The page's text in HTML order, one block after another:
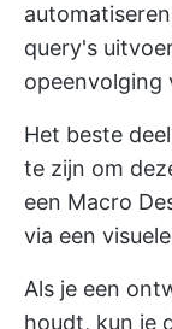
query's
opeenvolging
Het beste
te zijn om
een Macro
via een
Als je een
houdt, kun je